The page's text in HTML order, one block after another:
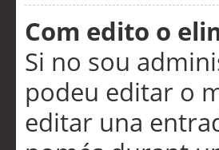
Com edito o
Si no sou
podeu editar o
editar una